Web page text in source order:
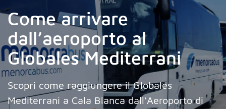
Come arrivare
dall’aeroporto al
Globales Mediterrani
Scopri come raggiungere il Globales
Mediterrani a Cala Blanca dall’Aeroporto di